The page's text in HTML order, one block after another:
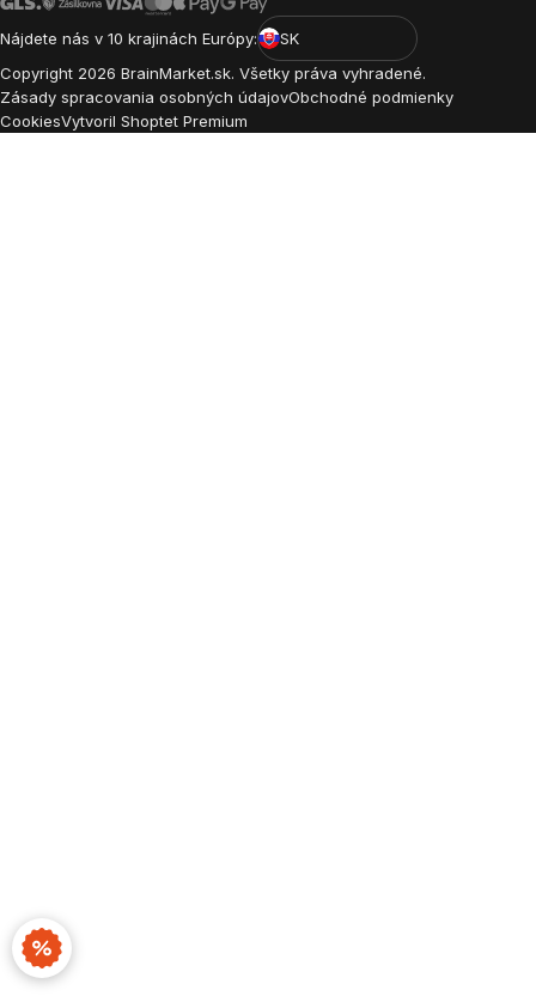
Nájdete nás v 10 krajinách Európy:
SK
Copyright 2026 BrainMarket.sk. Všetky práva vyhradené.
Zásady spracovania osobných údajovObchodné podmienky
CookiesVytvoril Shoptet Premium